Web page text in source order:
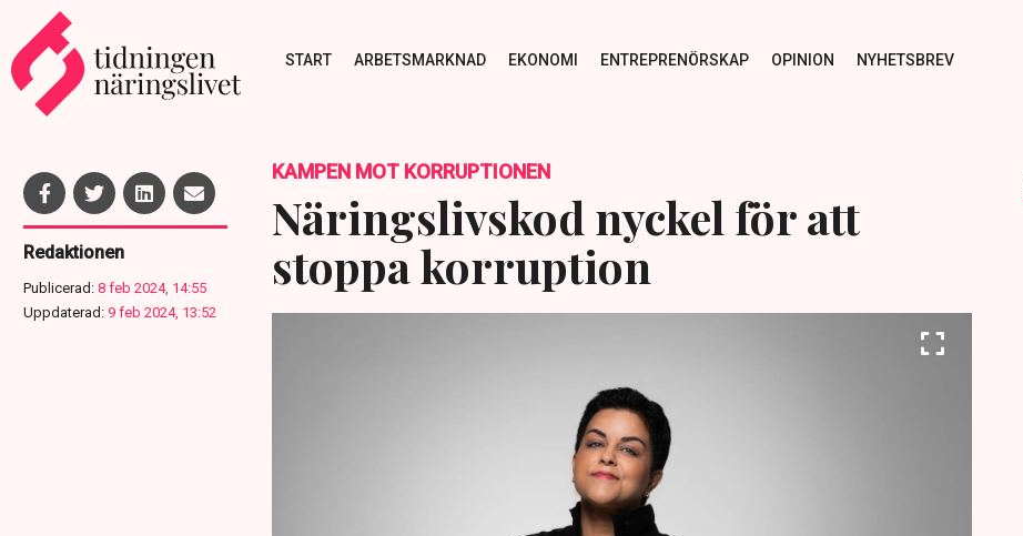
START ARBETSMARKNAD EKONOMI ENTREPRENÖRSKAP OPINION NYHETSBREV
Redaktionen
Publicerad: 8 feb 2024, 14:55
Uppdaterad: 9 feb 2024, 13:52
KAMPEN MOT KORRUPTIONEN
Näringslivskod nyckel för att
stoppa korruption